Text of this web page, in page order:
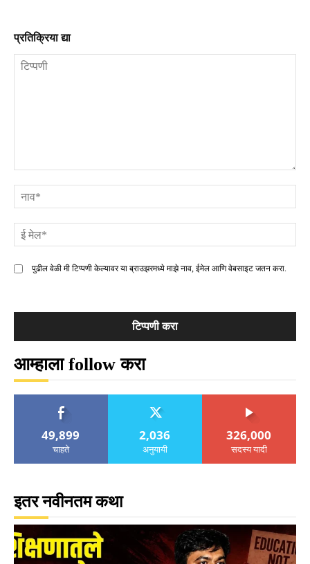
प्रतिक्रिया द्या
पुढील वेळी मी टिप्पणी केल्यावर या ब्राउझरमध्ये माझे नाव, ईमेल आणि वेबसाइट जतन करा.
आम्हाला follow करा
49,899
चाहते
2,036
अनुयायी
326,000
सदस्य यादी
इतर नवीनतम कथा